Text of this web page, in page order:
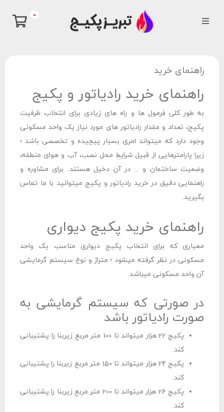
0
راهنمای خرید
راهنمای خرید رادیاتور و پکیج
به طور کلی فرمول ها و راه های زیادی برای انتخاب ظرفیت
پکیج، تعداد و مقدار رادیاتور های مورد نیاز یک واحد مسکونی
وجود دارد که میتواند امری بسیار پیچیده و تخصصی باشد ؛
زیرا پارامترهایی از قبیل شرایط محل نصب، آب و هوای منطقه،
وضعیت ساختمان و … در آن دخیل هستند. برای مشاوره و
راهنمایی دقیق در خرید رادیاتور و پکیج میتوانید با ما تماس
بگیرید.
راهنمای خرید پکیج دیواری
معیاری که برای انتخاب پکیج دیواری مناسب یک واحد
مسکونی در نظر گرفته میشود ؛ متراژ و نوع سیستم گرمایشی
آن واحد مسکونی میباشد.
در صورتی که سیستم گرمایشی به
صورت رادیاتور باشد
پکیج 22 هزار میتواند تا 100 متر مربع زیربنا را پشتیبانی
کند.
پکیج 24 هزار میتواند تا 150 متر مربع زیربنا را پشتیبانی
کند.
پکیج 26 هزار میتواند تا 200 متر مربع زیربنا را پشتیبانی
کند.